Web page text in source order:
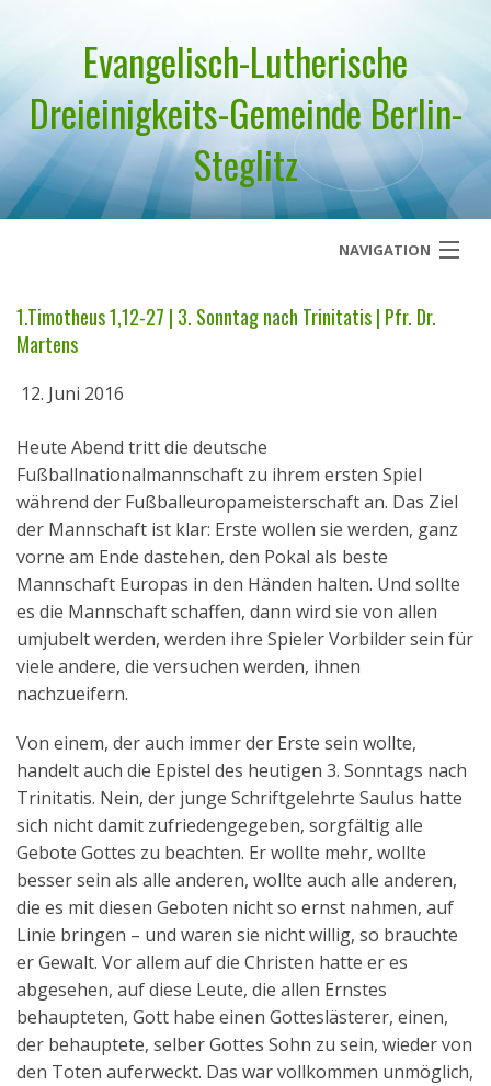
Evangelisch-Lutherische
Dreieinigkeits-Gemeinde Berlin-
Steglitz
NAVIGATION
Über uns
Geistliches Wort
Termine
Aktuelles
Kontakt
English
1.Timotheus 1,12-27 | 3. Sonntag nach Trinitatis | Pfr. Dr.
Martens
12. Juni 2016
Heute Abend tritt die deutsche
Fußballnationalmannschaft zu ihrem ersten Spiel
während der Fußballeuropameisterschaft an. Das Ziel
der Mannschaft ist klar: Erste wollen sie werden, ganz
vorne am Ende dastehen, den Pokal als beste
Mannschaft Europas in den Händen halten. Und sollte
es die Mannschaft schaffen, dann wird sie von allen
umjubelt werden, werden ihre Spieler Vorbilder sein für
viele andere, die versuchen werden, ihnen
nachzueifern.
Von einem, der auch immer der Erste sein wollte,
handelt auch die Epistel des heutigen 3. Sonntags nach
Trinitatis. Nein, der junge Schriftgelehrte Saulus hatte
sich nicht damit zufriedengegeben, sorgfältig alle
Gebote Gottes zu beachten. Er wollte mehr, wollte
besser sein als alle anderen, wollte auch alle anderen,
die es mit diesen Geboten nicht so ernst nahmen, auf
Linie bringen – und waren sie nicht willig, so brauchte
er Gewalt. Vor allem auf die Christen hatte er es
abgesehen, auf diese Leute, die allen Ernstes
behaupteten, Gott habe einen Gotteslästerer, einen,
der behauptete, selber Gottes Sohn zu sein, wieder von
den Toten auferweckt. Das war vollkommen unmöglich,